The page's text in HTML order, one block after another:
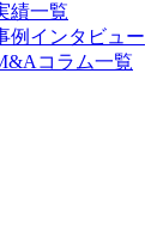
績一覧
例インタビュー
コラム一覧